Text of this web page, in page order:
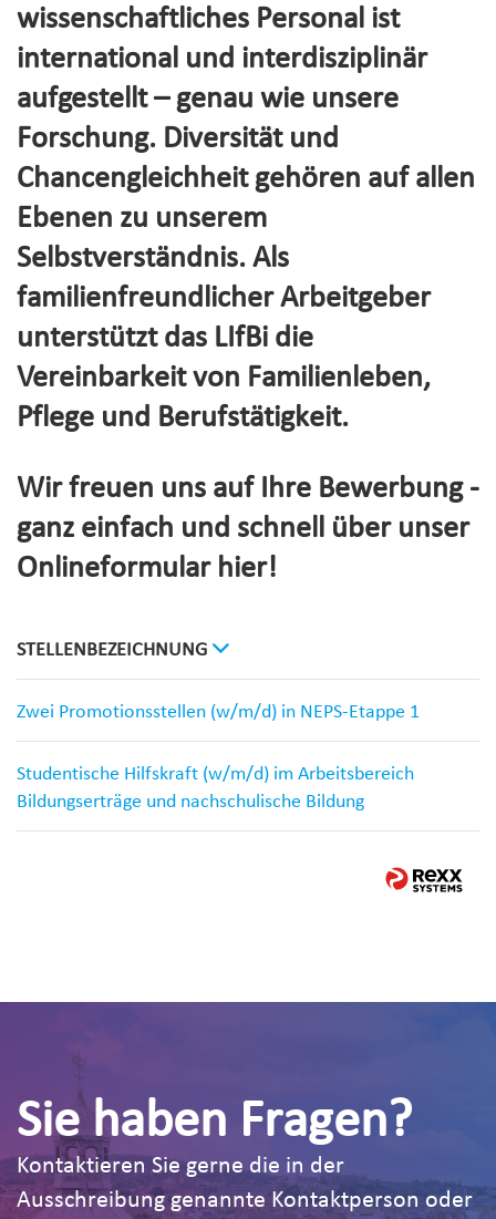
wissenschaftliches Personal ist
international und interdisziplinär
aufgestellt – genau wie unsere
Forschung. Diversität und
Chancengleichheit gehören auf allen
Ebenen zu unserem
Selbstverständnis. Als
familienfreundlicher Arbeitgeber
unterstützt das LIfBi die
Vereinbarkeit von Familienleben,
Pflege und Berufstätigkeit.
Wir freuen uns auf Ihre Bewerbung -
ganz einfach und schnell über unser
Onlineformular hier!
STELLENBEZEICHNUNG
Zwei Promotionsstellen (w/m/d) in NEPS-Etappe 1
Studentische Hilfskraft (w/m/d) im Arbeitsbereich
Bildungserträge und nachschulische Bildung
Sie haben Fragen?
Kontaktieren Sie gerne die in der
Ausschreibung genannte Kontaktperson oder